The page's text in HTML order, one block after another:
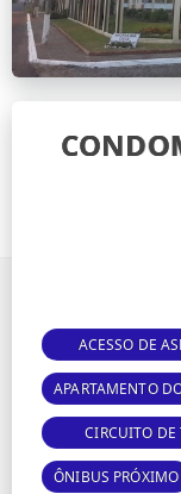
ACESSO DE
APARTAMENTO
CIRCUITO DE
ÔNIBUS PRÓXIMO